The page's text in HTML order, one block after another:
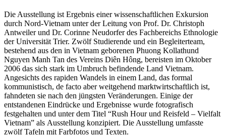
Die Ausstellung ist Ergebnis einer wissenschaftlichen Exkursion
durch Nord-Vietnam unter der Leitung von Prof. Dr. Christoph
Antweiler und Dr. Corinne Neudorfer des Fachbereichs Ethnologie
der Universität Trier. Zwölf Studierende und ein Begleiterteam,
bestehend aus den in Vietnam geborenen Phuong Kollathund
Nguyen Manh Tan des Vereins Diên Hông, bereisten im Oktober
2006 das sich stark im Umbruch befindende Land Vietnam.
Angesichts des rapiden Wandels in einem Land, das formal
kommunistisch, de facto aber weitgehend marktwirtschaftlich ist,
fahndeten sie nach den jüngsten Veränderungen. Einige der
entstandenen Eindrücke und Ergebnisse wurde fotografisch
festgehalten und unter dem Titel “Rush Hour und Reisfeld – Vielfalt
Vietnam” als Ausstellung konzipiert. Die Ausstellung umfasste
zwölf Tafeln mit Farbfotos und Texten.